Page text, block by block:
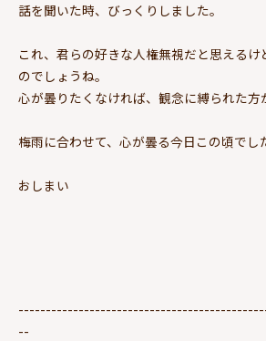
話を聞いた時、びっくりしました。
これ、君らの好きな人権無視だと思えるけ
のでしょうね。
心が曇りたくなければ、観念に縛られた方
梅雨に合わせて、心が曇る今日この頃でし
おしまい
--